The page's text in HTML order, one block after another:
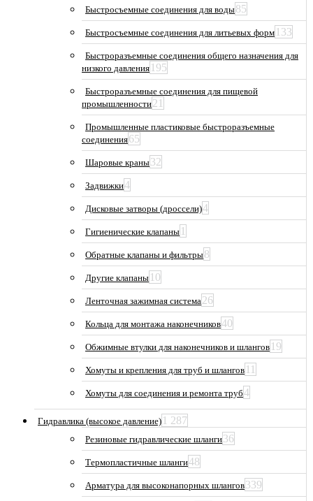
Быстросъемные соединения для воды85
Быстросъемные соединения для литьевых форм 133
Быстроразъемные соединения общего назначения для
низкого давления 195
Быстроразъемные соединения для пищевой
промышленности21
Промышленные пластиковые быстроразъемные
соединения65
Шаровые краны32
Задвижки4
Дисковые затворы (дроссели)4
Гигиенические клапаны 1
Обратные клапаны и фильтры8
Другие клапаны 10
Ленточная зажимная система26
Кольца для монтажа наконечников40
Обжимные втулки для наконечников и шлангов 19
Хомуты и крепления для труб и шлангов 11
Хомуты для соединения и ремонта труб4
Гидравлика (высокое давление) 1 287
Резиновые гидравлические шланги36
Термопластичные шланги48
Арматура для высоконапорных шлангов339